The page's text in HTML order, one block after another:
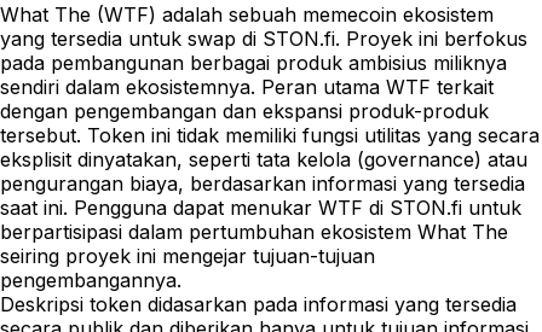
What The (WTF) adalah sebuah memecoin ekosistem
yang tersedia untuk swap di STON.fi. Proyek ini berfokus
pada pembangunan berbagai produk ambisius miliknya
sendiri dalam ekosistemnya. Peran utama WTF terkait
dengan pengembangan dan ekspansi produk-produk
tersebut. Token ini tidak memiliki fungsi utilitas yang secara
eksplisit dinyatakan, seperti tata kelola (governance) atau
pengurangan biaya, berdasarkan informasi yang tersedia
saat ini. Pengguna dapat menukar WTF di STON.fi untuk
berpartisipasi dalam pertumbuhan ekosistem What The
seiring proyek ini mengejar tujuan-tujuan
pengembangannya.
Deskripsi token didasarkan pada informasi yang tersedia